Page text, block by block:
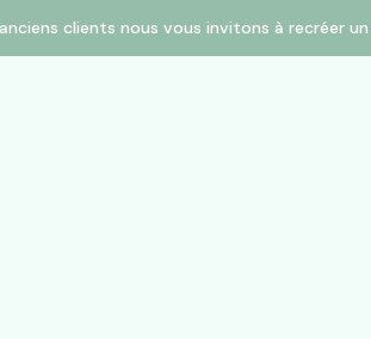
clients nous vous invitons à recréer